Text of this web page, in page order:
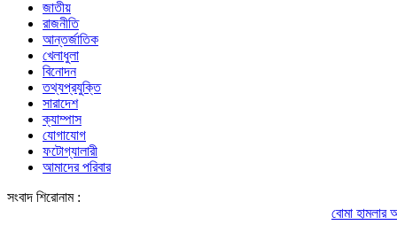
জাতীয়
রাজনীতি
আন্তর্জাতিক
খেলাধুলা
বিনোদন
তথ্যপ্রযুক্তি
সারাদেশ
ক্যাম্পাস
যোগাযোগ
ফটোগ্যালারী
আমাদের পরিবার
সংবাদ শিরোনাম :
বোমা হামলার আশঙ্কায়